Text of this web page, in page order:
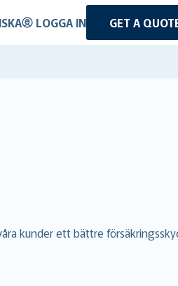
LOGGA IN GET A
kunder ett bättre